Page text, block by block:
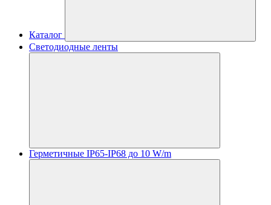
Каталог
Светодиодные ленты
Герметичные IP65-IP68 до 10 W/m